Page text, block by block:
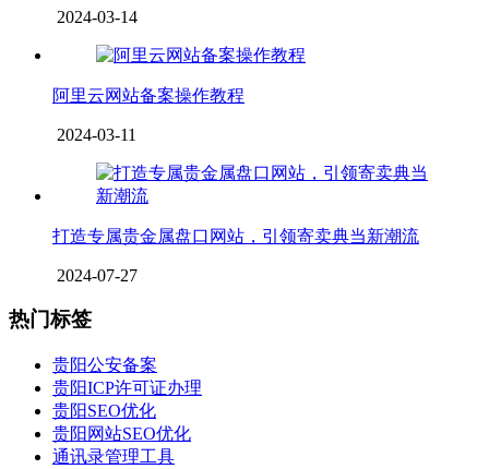
2024-03-14
阿里云网站备案操作教程
2024-03-11
打造专属贵金属盘口网站，引领寄卖典当新潮流
2024-07-27
热门标签
贵阳公安备案
贵阳ICP许可证办理
贵阳SEO优化
贵阳网站SEO优化
通讯录管理工具